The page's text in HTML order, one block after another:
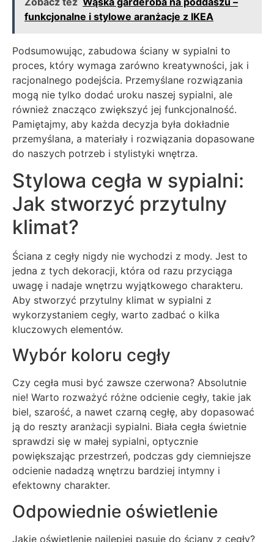
funkcjonalne i stylowe aranżacje z IKEA
Podsumowując, zabudowa ściany w sypialni to
proces, który wymaga zarówno kreatywności, jak i
racjonalnego podejścia. Przemyślane rozwiązania
mogą nie tylko dodać uroku naszej sypialni, ale
również znacząco zwiększyć jej funkcjonalność.
Pamiętajmy, aby każda decyzja była dokładnie
przemyślana, a materiały i rozwiązania dopasowane
do naszych potrzeb i stylistyki wnętrza.
Stylowa cegła w sypialni:
Jak stworzyć przytulny
klimat?
Ściana z cegły nigdy nie wychodzi z mody. Jest to
jedna z tych dekoracji, która od razu przyciąga
uwagę i nadaje wnętrzu wyjątkowego charakteru.
Aby stworzyć przytulny klimat w sypialni z
wykorzystaniem cegły, warto zadbać o kilka
kluczowych elementów.
Wybór koloru cegły
Czy cegła musi być zawsze czerwona? Absolutnie
nie! Warto rozważyć różne odcienie cegły, takie jak
biel, szarość, a nawet czarną cegłę, aby dopasować
ją do reszty aranżacji sypialni. Biała cegła świetnie
sprawdzi się w małej sypialni, optycznie
powiększając przestrzeń, podczas gdy ciemniejsze
odcienie nadadzą wnętrzu bardziej intymny i
efektowny charakter.
Odpowiednie oświetlenie
Jakie oświetlenie najlepiej pasuje do ściany z cegły?